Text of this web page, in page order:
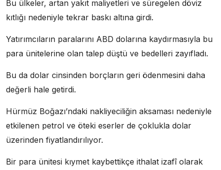
Bu ülkeler, artan yakıt maliyetleri ve süregelen döviz
kıtlığı nedeniyle tekrar baskı altına girdi.
Yatırımcıların paralarını ABD dolarına kaydırmasıyla bu
para ünitelerine olan talep düştü ve bedelleri zayıfladı.
Bu da dolar cinsinden borçların geri ödenmesini daha
değerli hale getirdi.
Hürmüz Boğazı’ndaki nakliyeciliğin aksaması nedeniyle
etkilenen petrol ve öteki eserler de çoklukla dolar
üzerinden fiyatlandırılıyor.
Bir para ünitesi kıymet kaybettikçe ithalat izafî olarak